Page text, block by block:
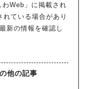
Web」に掲載され
ている場合があり
新の情報を確認し
他の記事